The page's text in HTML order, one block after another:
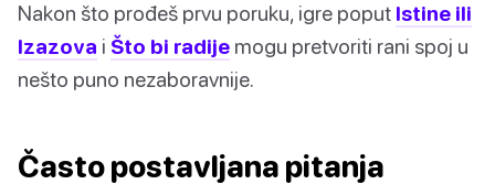
Nakon što prođeš prvu poruku, igre poput Istine ili
Izazova i Što bi radije mogu pretvoriti rani spoj u
nešto puno nezaboravnije.
Často postavljana pitanja